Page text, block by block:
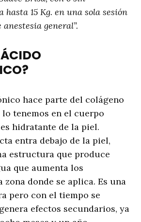
15 Kg. en una sola sesión
general”.
ÁCIDO
hace parte del colágeno
tenemos en el cuerpo
hidratante de la piel.
entra debajo de la piel,
estructura que produce
que aumenta los
zona donde se aplica. Es una
pero con el tiempo se
efectos secundarios, ya